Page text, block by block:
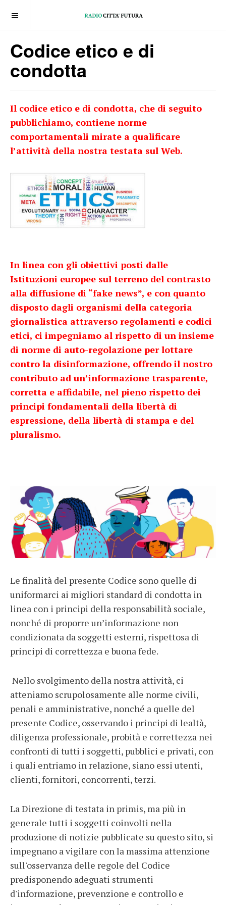
Codice etico e di
condotta
Il codice etico e di condotta, che di seguito
pubblichiamo, contiene norme
comportamentali mirate a qualificare
l’attività della nostra testata sul Web.
In linea con gli obiettivi posti dalle
Istituzioni europee sul terreno del contrasto
alla diffusione di “fake news”, e con quanto
disposto dagli organismi della categoria
giornalistica attraverso regolamenti e codici
etici, ci impegniamo al rispetto di un insieme
di norme di auto-regolazione per lottare
contro la disinformazione, offrendo il nostro
contributo ad un’informazione trasparente,
corretta e affidabile, nel pieno rispetto dei
principi fondamentali della libertà di
espressione, della libertà di stampa e del
pluralismo.
Le finalità del presente Codice sono quelle di
uniformarci ai migliori standard di condotta in
linea con i principi della responsabilità sociale,
nonché di proporre un’informazione non
condizionata da soggetti esterni, rispettosa di
principi di correttezza e buona fede.
Nello svolgimento della nostra attività, ci
atteniamo scrupolosamente alle norme civili,
penali e amministrative, nonché a quelle del
presente Codice, osservando i principi di lealtà,
diligenza professionale, probità e correttezza nei
confronti di tutti i soggetti, pubblici e privati, con
i quali entriamo in relazione, siano essi utenti,
clienti, fornitori, concorrenti, terzi.
La Direzione di testata in primis, ma più in
generale tutti i soggetti coinvolti nella
produzione di notizie pubblicate su questo sito, si
impegnano a vigilare con la massima attenzione
sull'osservanza delle regole del Codice
predisponendo adeguati strumenti
d'informazione, prevenzione e controllo e